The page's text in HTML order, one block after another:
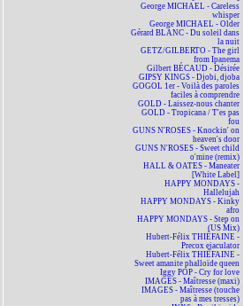
George MICHAEL - Careless
whisper
George MICHAEL - Older
Gérard BLANC - Du soleil dans
la nuit
GETZ/GILBERTO - The girl
from Ipanema
Gilbert BÉCAUD - Désirée
GIPSY KINGS - Djobi, djoba
GOGOL 1er - Voilà des paroles
faciles à comprendre
GOLD - Laissez-nous chanter
GOLD - Tropicana / T'es pas
fou
GUNS N'ROSES - Knockin' on
heaven's door
GUNS N'ROSES - Sweet child
o'mine (remix)
HALL & OATES - Maneater
[White Label]
HAPPY MONDAYS -
Hallelujah
HAPPY MONDAYS - Kinky
afro
HAPPY MONDAYS - Step on
(US Mix)
Hubert-Félix THIÉFAINE -
Precox ejaculator
Hubert-Félix THIÉFAINE -
Sweet amanite phalloïde queen
Iggy POP - Cry for love
IMAGES - Maîtresse (maxi)
IMAGES - Maîtresse (touche
pas à mes tresses)